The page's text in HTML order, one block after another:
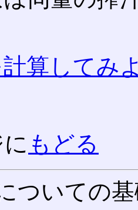
算してみ
もどる
ついての